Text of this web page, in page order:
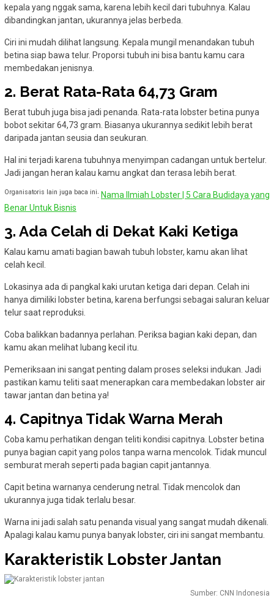
kepala yang nggak sama, karena lebih kecil dari tubuhnya. Kalau
dibandingkan jantan, ukurannya jelas berbeda.
Ciri ini mudah dilihat langsung. Kepala mungil menandakan tubuh
betina siap bawa telur. Proporsi tubuh ini bisa bantu kamu cara
membedakan jenisnya.
2. Berat Rata-Rata 64,73 Gram
Berat tubuh juga bisa jadi penanda. Rata-rata lobster betina punya
bobot sekitar 64,73 gram. Biasanya ukurannya sedikit lebih berat
daripada jantan seusia dan seukuran.
Hal ini terjadi karena tubuhnya menyimpan cadangan untuk bertelur.
Jadi jangan heran kalau kamu angkat dan terasa lebih berat.
Organisatoris lain juga baca ini: Nama Ilmiah Lobster | 5 Cara Budidaya yang
Benar Untuk Bisnis
3. Ada Celah di Dekat Kaki Ketiga
Kalau kamu amati bagian bawah tubuh lobster, kamu akan lihat
celah kecil.
Lokasinya ada di pangkal kaki urutan ketiga dari depan. Celah ini
hanya dimiliki lobster betina, karena berfungsi sebagai saluran keluar
telur saat reproduksi.
Coba balikkan badannya perlahan. Periksa bagian kaki depan, dan
kamu akan melihat lubang kecil itu.
Pemeriksaan ini sangat penting dalam proses seleksi indukan. Jadi
pastikan kamu teliti saat menerapkan cara membedakan lobster air
tawar jantan dan betina ya!
4. Capitnya Tidak Warna Merah
Coba kamu perhatikan dengan teliti kondisi capitnya. Lobster betina
punya bagian capit yang polos tanpa warna mencolok. Tidak muncul
semburat merah seperti pada bagian capit jantannya.
Capit betina warnanya cenderung netral. Tidak mencolok dan
ukurannya juga tidak terlalu besar.
Warna ini jadi salah satu penanda visual yang sangat mudah dikenali.
Apalagi kalau kamu punya banyak lobster, ciri ini sangat membantu.
Karakteristik Lobster Jantan
Sumber: CNN Indonesia